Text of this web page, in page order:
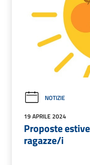
NOTIZIE
19 APRILE 2024
Proposte
ragazze/i